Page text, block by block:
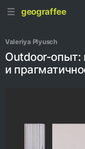
geograffee
Valeriya Plyusch
Outdoor-опыт:
и